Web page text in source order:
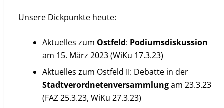
Unsere Dickpunkte heute:
Aktuelles zum Ostfeld: Podiumsdiskussion
am 15. März 2023 (WiKu 17.3.23)
Aktuelles zum Ostfeld II: Debatte in der
Stadtverordnetenversammlungam 23.3.23
(FAZ 25.3.23, WiKu 27.3.23)